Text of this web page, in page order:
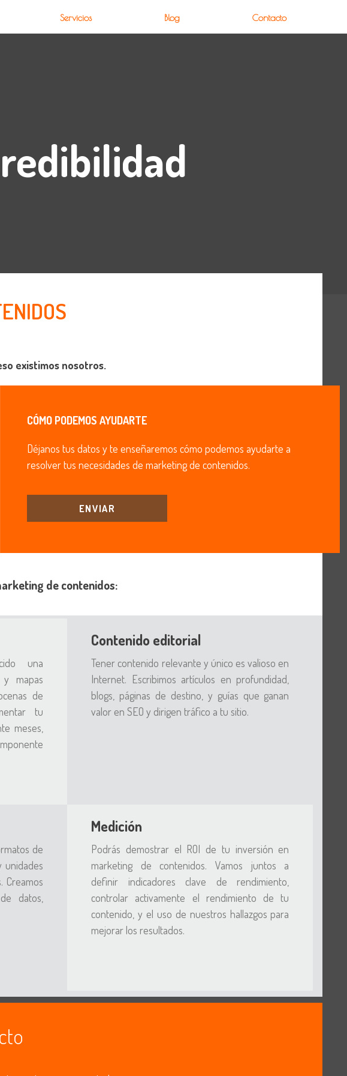
Servicios Blog Contacto
existimos nosotros.
CÓMO PODEMOS AYUDARTE
Déjanos tus datos y te enseñaremos cómo podemos ayudarte a
resolver tus necesidades de marketing de contenidos.
ENVIAR
de contenidos:
una
y mapas
de
tu
meses,
de
unidades
Creamos
datos,
Contenido editorial
Tener contenido relevante y único es valioso en
Internet. Escribimos artículos en profundidad,
blogs, páginas de destino, y guías que ganan
valor en SEO y dirigen tráfico a tu sitio.
Medición
Podrás demostrar el ROI de tu inversión en
marketing de contenidos. Vamos juntos a
definir indicadores clave de rendimiento,
controlar activamente el rendimiento de tu
contenido, y el uso de nuestros hallazgos para
mejorar los resultados.